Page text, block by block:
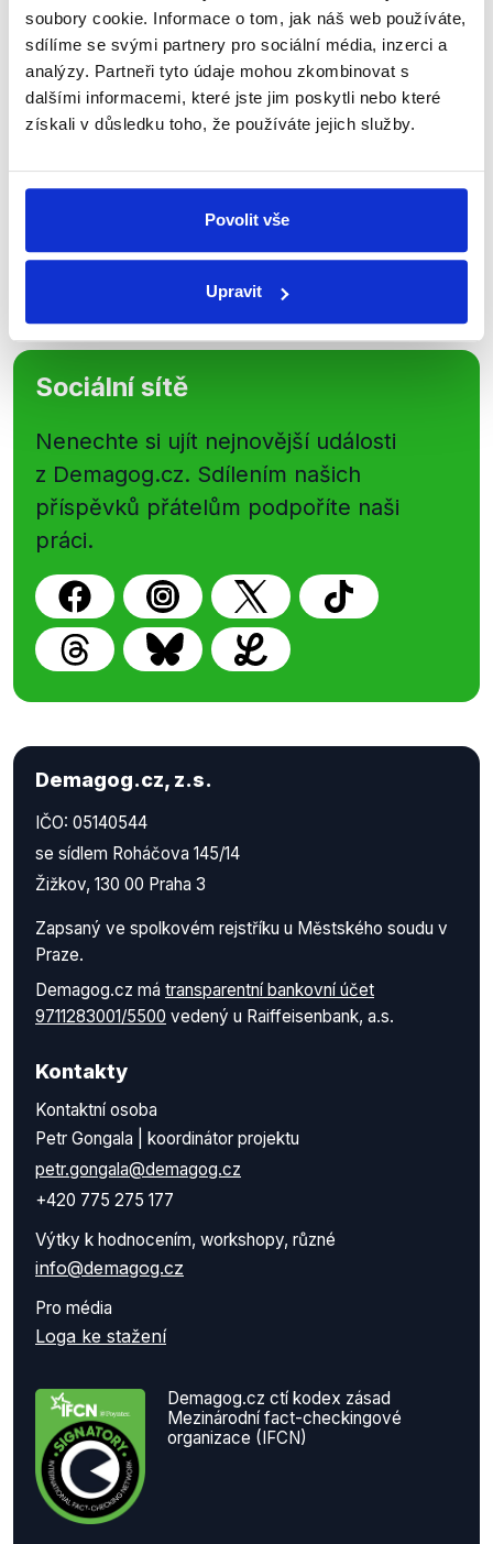
soubory cookie. Informace o tom, jak náš web používáte,
sdílíme se svými partnery pro sociální média, inzerci a
analýzy. Partneři tyto údaje mohou zkombinovat s
dalšími informacemi, které jste jim poskytli nebo které
získali v důsledku toho, že používáte jejich služby.
Povolit vše
Upravit
Přihlaste se k odběru našeho
newsletteru nebowhatsappového
kanálu, kde pravidelně přinášíme
shrnutí nejzajímavějších článků a analýz.
přehled o tom, jaké dezinformace a
nepravdy se zrovna v Česku šíří.
Sociální sítě
Nenechte si ujít nejnovější události
z Demagog.cz. Sdílením našich
příspěvků přátelům podpoříte naši
práci.
Demagog.cz, z.s.
IČO: 05140544
se sídlem Roháčova 145/14
Žižkov, 130 00 Praha 3
Zapsaný ve spolkovém rejstříku u Městského soudu v
Praze.
Demagog.cz má transparentní bankovní účet
9711283001/5500 vedený u Raiffeisenbank, a.s.
Kontakty
Kontaktní osoba
Petr Gongala | koordinátor projektu
petr.gongala@demagog.cz
+420 775 275 177
Výtky k hodnocením, workshopy, různé
info@demagog.cz
Pro média
Loga ke stažení
Demagog.cz ctí kodex zásad
Mezinárodní fact-checkingové
organizace (IFCN)